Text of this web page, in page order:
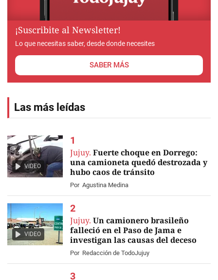
¡Suscribite al Newsletter!
Lo que necesitas saber, desde donde necesites
SABER MÁS
Las más leídas
VIDEO
Jujuy. Fuerte choque en Dorrego:
una camioneta quedó destrozada y
hubo caos de tránsito
Por Agustina Medina
VIDEO
Jujuy. Un camionero brasileño
falleció en el Paso de Jama e
investigan las causas del deceso
Por Redacción de TodoJujuy